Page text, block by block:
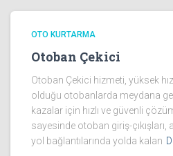
OTO KURTARMA
Otoban Çekici
Otoban Çekici hizmeti, yüksek
olduğu otobanlarda meydana
kazalar için hızlı ve güvenli
sayesinde otoban giriş-
yol bağlantılarında yolda kalan